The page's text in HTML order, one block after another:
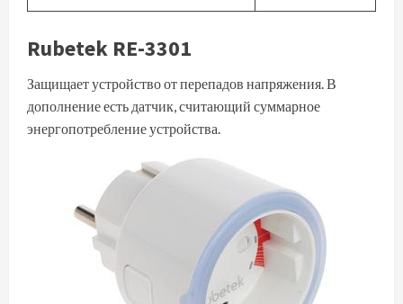
Rubetek RE-3301
Защищает устройство от перепадов напряжения. В
дополнение есть датчик, считающий суммарное
энергопотребление устройства.